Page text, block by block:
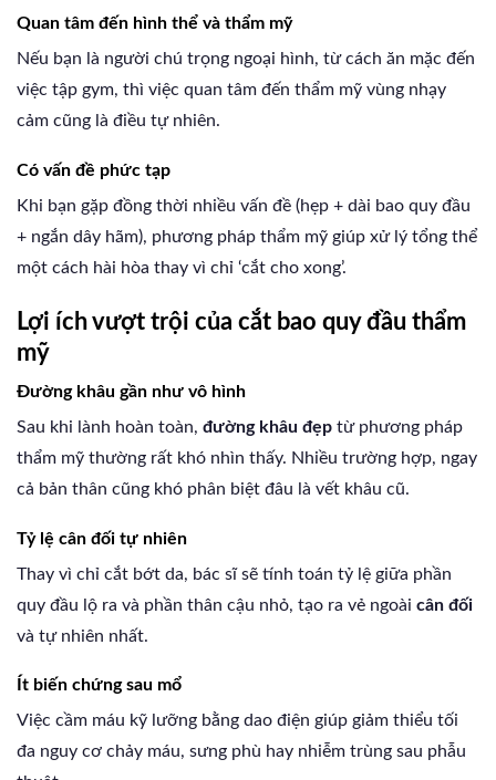
Quan tâm đến hình thể và thẩm mỹ
Nếu bạn là người chú trọng ngoại hình, từ cách ăn mặc đến
việc tập gym, thì việc quan tâm đến thẩm mỹ vùng nhạy
cảm cũng là điều tự nhiên.
Có vấn đề phức tạp
Khi bạn gặp đồng thời nhiều vấn đề (hẹp + dài bao quy đầu
+ ngắn dây hãm), phương pháp thẩm mỹ giúp xử lý tổng thể
một cách hài hòa thay vì chỉ ‘cắt cho xong’.
Lợi ích vượt trội của cắt bao quy đầu thẩm
mỹ
Đường khâu gần như vô hình
Sau khi lành hoàn toàn, đường khâu đẹp từ phương pháp
thẩm mỹ thường rất khó nhìn thấy. Nhiều trường hợp, ngay
cả bản thân cũng khó phân biệt đâu là vết khâu cũ.
Tỷ lệ cân đối tự nhiên
Thay vì chỉ cắt bớt da, bác sĩ sẽ tính toán tỷ lệ giữa phần
quy đầu lộ ra và phần thân cậu nhỏ, tạo ra vẻ ngoài cân đối
và tự nhiên nhất.
Ít biến chứng sau mổ
Việc cầm máu kỹ lưỡng bằng dao điện giúp giảm thiểu tối
đa nguy cơ chảy máu, sưng phù hay nhiễm trùng sau phẫu